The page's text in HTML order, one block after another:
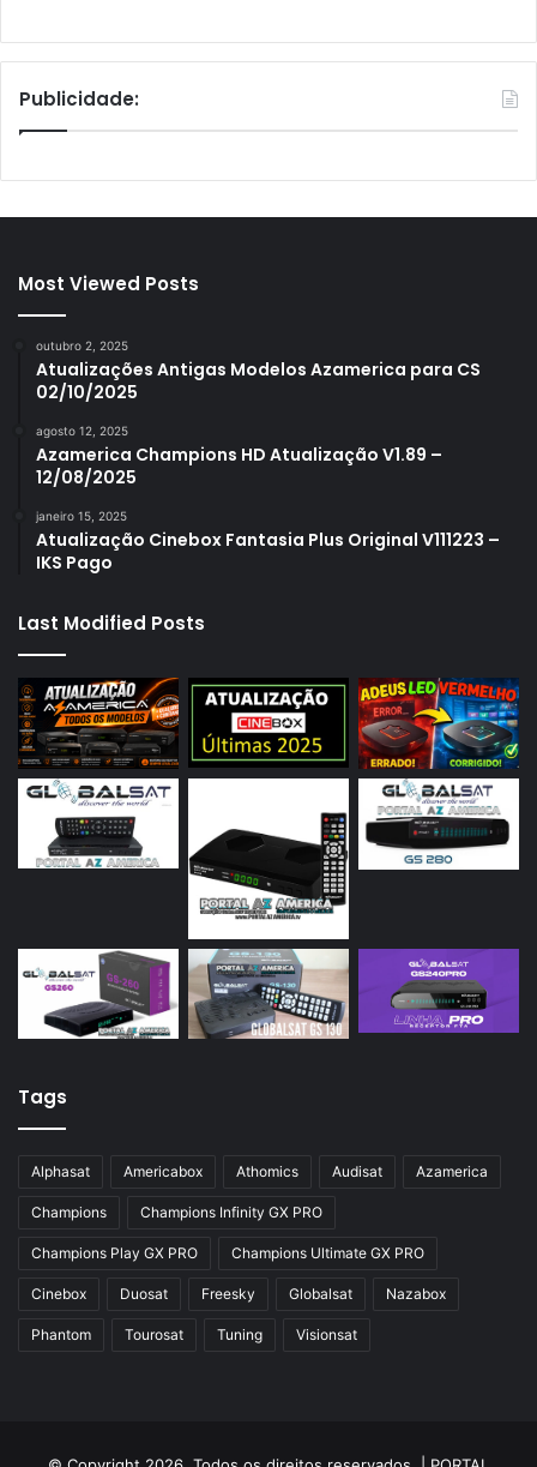
Publicidade:
Most Viewed Posts
outubro 2, 2025
Atualizações Antigas Modelos Azamerica para CS
02/10/2025
agosto 12, 2025
Azamerica Champions HD Atualização V1.89 –
12/08/2025
janeiro 15, 2025
Atualização Cinebox Fantasia Plus Original V111223 –
IKS Pago
Last Modified Posts
Tags
Alphasat Americabox Athomics Audisat Azamerica
Champions Champions Infinity GX PRO
Champions Play GX PRO Champions Ultimate GX PRO
Cinebox Duosat Freesky Globalsat Nazabox
Phantom Tourosat Tuning Visionsat